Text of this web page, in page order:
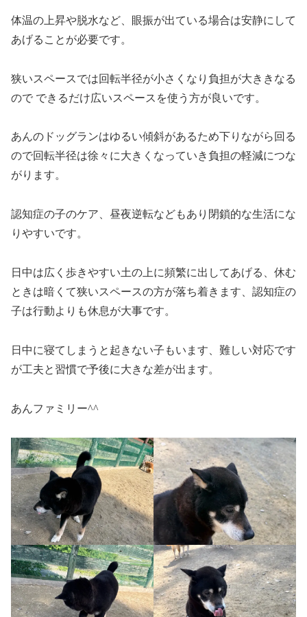
体温の上昇や脱水など、眼振が出ている場合は安静にして
あげることが必要です。
狭いスペースでは回転半径が小さくなり負担が大ききなる
ので できるだけ広いスペースを使う方が良いです。
あんのドッグランはゆるい傾斜があるため下りながら回る
ので回転半径は徐々に大きくなっていき負担の軽減につな
がります。
認知症の子のケア、昼夜逆転などもあり閉鎖的な生活にな
りやすいです。
日中は広く歩きやすい土の上に頻繁に出してあげる、休む
ときは暗くて狭いスペースの方が落ち着きます、認知症の
子は行動よりも休息が大事です。
日中に寝てしまうと起きない子もいます、難しい対応です
が工夫と習慣で予後に大きな差が出ます。
あんファミリー^^